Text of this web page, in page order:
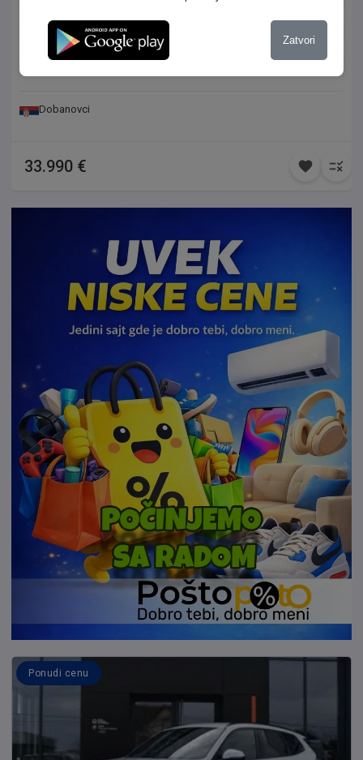
Benzin
Manuelna klima
Dobanovci
33.990 €
Ponudi cenu
Zatvori